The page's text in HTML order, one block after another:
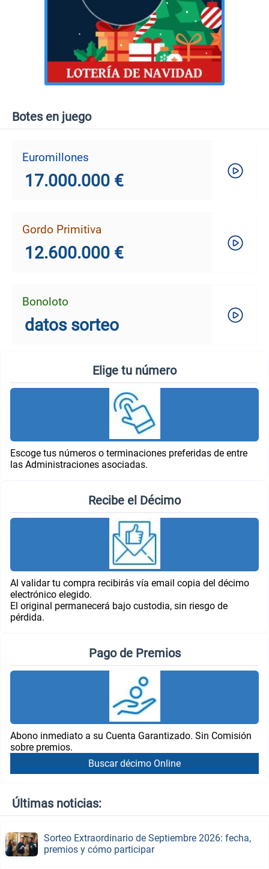
Botes en juego
Euromillones
17.000.000 €
Gordo Primitiva
12.600.000 €
Bonoloto
datos sorteo
Elige tu número
Escoge tus números o terminaciones preferidas de entre
las Administraciones asociadas.
Recibe el Décimo
Al validar tu compra recibirás vía email copia del décimo
electrónico elegido.
El original permanecerá bajo custodia, sin riesgo de
pérdida.
Pago de Premios
Abono inmediato a su Cuenta Garantizado. Sin Comisión
sobre premios.
Buscar décimo Online
Últimas noticias:
Sorteo Extraordinario de Septiembre 2026: fecha,
premios y cómo participar